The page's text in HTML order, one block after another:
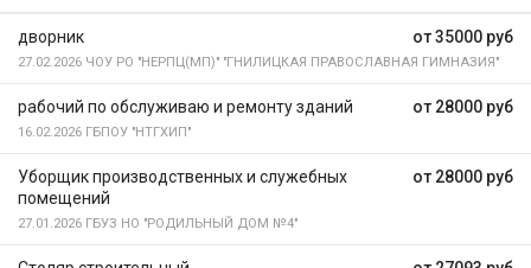
от 35000 руб
дворник
27.02.2026 ЧОУ РО "НЕРПЦ(МП)" "ГНИЛИЦКАЯ ПРАВОСЛАВНАЯ ГИМНАЗИЯ"
от 28000 руб
рабочий по обслуживаю и ремонту зданий
16.02.2026 ГБПОУ "НТГХИП"
от 28000 руб
Уборщик производственных и служебных
помещений
27.01.2026 ГБУЗ НО "РОДИЛЬНЫЙ ДОМ №4"